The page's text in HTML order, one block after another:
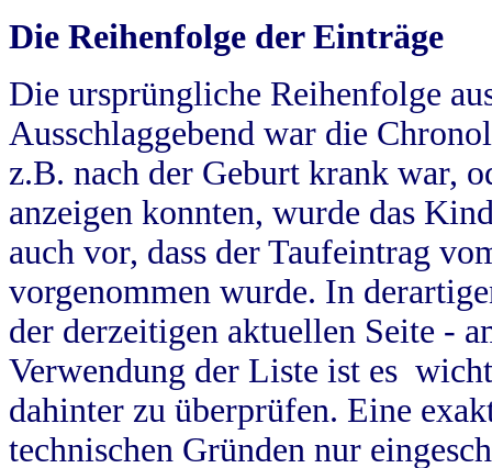
Die Reihenfolge der Einträge
Die ursprüngliche Reihenfolge
Ausschlaggebend war die
z.B. nach der Geburt krank war,
anzeigen konnten, wurde das
auch vor, dass der Taufeintrag
vorgenommen wurde. In
der derzeitigen aktuellen Seite -
Verwendung der Liste ist es
dahinter zu überprüfen. Eine
technischen Gründen nur